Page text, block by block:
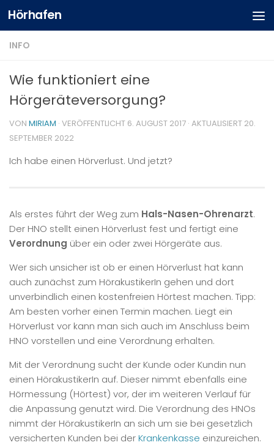
Hörhafen
INFO
Wie funktioniert eine
Hörgeräteversorgung?
VON MIRIAM · VERÖFFENTLICHT 6. AUGUST 2017 · AKTUALISIERT 20.
SEPTEMBER 2022
Ich habe einen Hörverlust. Und jetzt?
Als erstes führt der Weg zum Hals-Nasen-Ohrenarzt.
Der HNO stellt einen Hörverlust fest und fertigt eine
Verordnung über ein oder zwei Hörgeräte aus.
Wer sich unsicher ist ob er einen Hörverlust hat kann
auch zunächst zum HörakustikerIn gehen und dort
unverbindlich einen kostenfreien Hörtest machen. Tipp:
Am besten vorher einen Termin machen. Liegt ein
Hörverlust vor kann man sich auch im Anschluss beim
HNO vorstellen und eine Verordnung erhalten.
Mit der Verordnung sucht der Kunde oder Kundin nun
einen HörakustikerIn auf. Dieser nimmt ebenfalls eine
Hörmessung (Hörtest) vor, der im weiteren Verlauf für
die Anpassung genutzt wird. Die Verordnung des HNOs
nimmt der HörakustikerIn an sich um sie bei gesetzlich
versicherten Kunden bei derKrankenkasse einzureichen.